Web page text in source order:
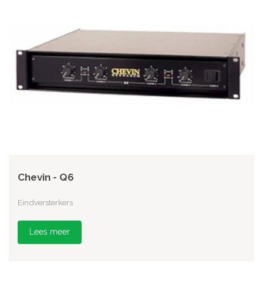
Chevin - Q6
Eindversterkers
Lees meer